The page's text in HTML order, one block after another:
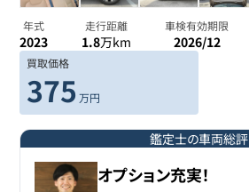
年式
2023
走行距離
1.8万km
車検有効期限
2026/12
買取価格
375 万円
鑑定士の車両総評
オプション充実！